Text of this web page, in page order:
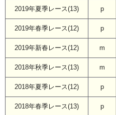
2019年夏季レース(13) p
2019年春季レース(12) p
2019年新春レース(12) m
2018年秋季レース(13) m
2018年夏季レース(12) p
2018年春季レース(13) p